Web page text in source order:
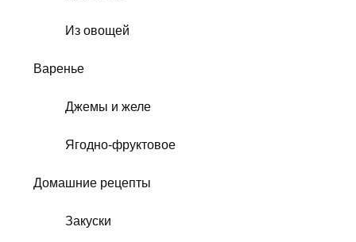
Из овощей
Варенье
Джемы и желе
Ягодно-фруктовое
Домашние рецепты
Закуски